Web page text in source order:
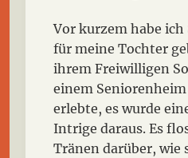
Vor kurzem habe ich
für meine Tochter
ihrem Freiwilligen
einem
erlebte, es wurde
Intrige daraus. Es
Tränen darüber, wie